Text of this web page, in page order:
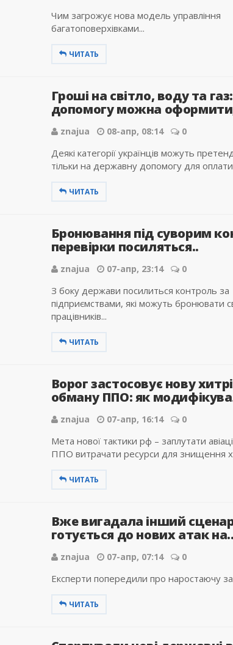
Чим загрожує нова модель управління
багатоповерхівками...
ЧИТАТЬ
Гроші на світло, воду та
допомогу можна
znajua 08-апр, 08:14 0
Деякі категорії українців можуть
тільки на державну допомогу для
ЧИТАТЬ
Бронювання під суворим
перевірки посиляться..
znajua 07-апр, 23:14 0
З боку держави посилиться контроль за
підприємствами, які можуть бронювати
працівників...
ЧИТАТЬ
Ворог застосовує нову
обману ППО: як
znajua 07-апр, 16:14 0
Мета нової тактики рф – заплутати
ППО витрачати ресурси для знищення
ЧИТАТЬ
Вже вигадала інший
готується до нових атак на..
znajua 07-апр, 07:14 0
Експерти попередили про наростаючу
ЧИТАТЬ